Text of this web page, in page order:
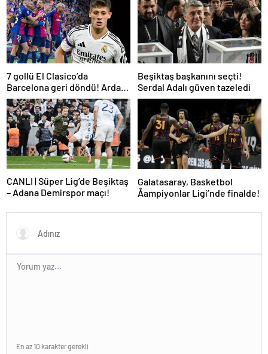
7 gollü El Clasico’da
Barcelona geri döndü! Arda
oynadı, Mbappe yetmedi
Beşiktaş başkanını seçti!
Serdal Adalı güven tazeledi
CANLI | Süper Lig’de Beşiktaş
– Adana Demirspor maçı!
Galatasaray, Basketbol
Åampiyonlar Ligi’nde finalde!
En az 10 karakter gerekli